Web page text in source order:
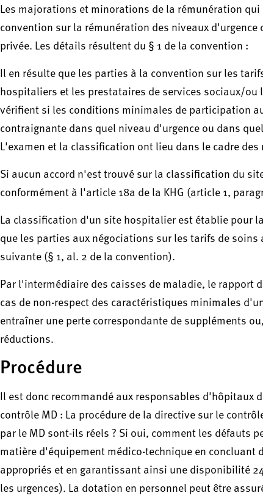
Les majorations et minorations de la rémunération
convention sur la rémunération des niveaux d'urgence
privée. Les détails résultent du § 1 de la convention :
Il en résulte que les parties à la convention sur les
hospitaliers et les prestataires de services sociaux/
vérifient si les conditions minimales de participation
contraignante dans quel niveau d'urgence ou dans
L'examen et la classification ont lieu dans le cadre
Si aucun accord n'est trouvé sur la classification du
conformément à l'article 18a de la KHG (article 1,
La classification d'un site hospitalier est établie pour
que les parties aux négociations sur les tarifs de
suivante (§ 1, al. 2 de la convention).
Par l'intermédiaire des caisses de maladie, le rapport
cas de non-respect des caractéristiques minimales
entraîner une perte correspondante de suppléments
réductions.
Procédure
Il est donc recommandé aux responsables
contrôle MD : La procédure de la directive sur le
par le MD sont-ils réels ? Si oui, comment les défauts
matière d'équipement médico-technique en
appropriés et en garantissant ainsi une disponibilité
les urgences). La dotation en personnel peut être